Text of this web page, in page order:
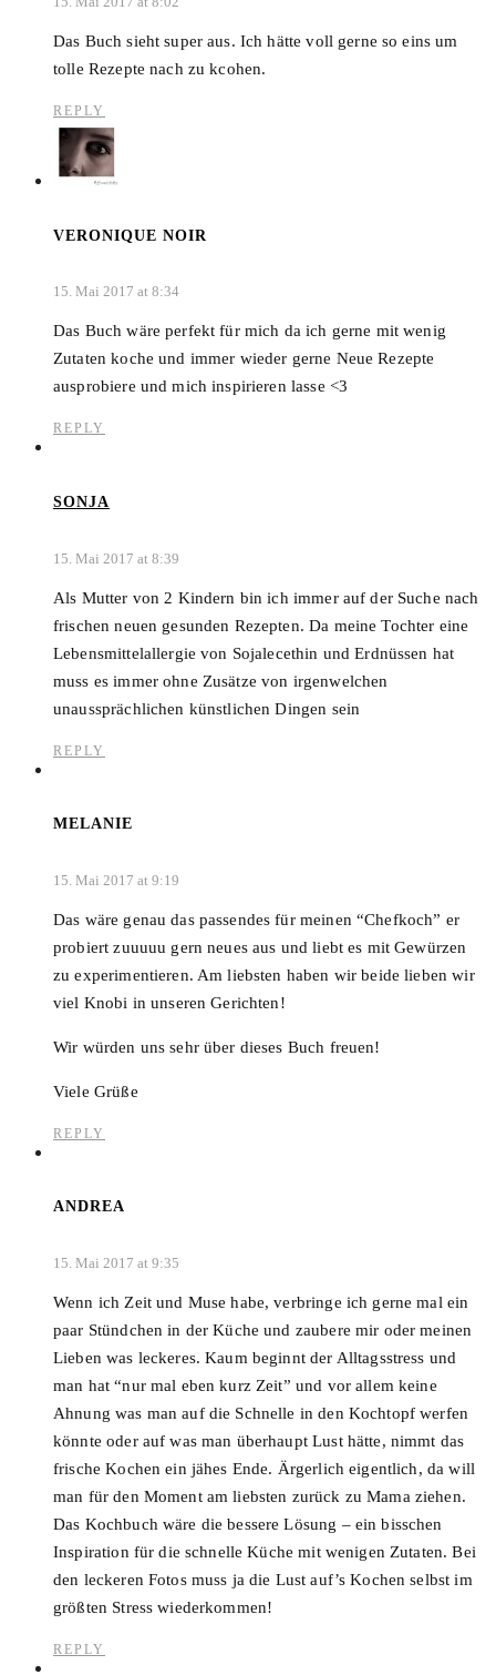
Das Buch sieht super aus. Ich hätte voll gerne so eins um
tolle Rezepte nach zu kcohen.
REPLY
VERONIQUE NOIR
15. Mai 2017 at 8:34
Das Buch wäre perfekt für mich da ich gerne mit wenig
Zutaten koche und immer wieder gerne Neue Rezepte
ausprobiere und mich inspirieren lasse <3
REPLY
SONJA
15. Mai 2017 at 8:39
Als Mutter von 2 Kindern bin ich immer auf der Suche nach
frischen neuen gesunden Rezepten. Da meine Tochter eine
Lebensmittelallergie von Sojalecethin und Erdnüssen hat
muss es immer ohne Zusätze von irgenwelchen
unaussprächlichen künstlichen Dingen sein
REPLY
MELANIE
15. Mai 2017 at 9:19
Das wäre genau das passendes für meinen “Chefkoch” er
probiert zuuuuu gern neues aus und liebt es mit Gewürzen
zu experimentieren. Am liebsten haben wir beide lieben wir
viel Knobi in unseren Gerichten!
Wir würden uns sehr über dieses Buch freuen!
Viele Grüße
REPLY
ANDREA
15. Mai 2017 at 9:35
Wenn ich Zeit und Muse habe, verbringe ich gerne mal ein
paar Stündchen in der Küche und zaubere mir oder meinen
Lieben was leckeres. Kaum beginnt der Alltagsstress und
man hat “nur mal eben kurz Zeit” und vor allem keine
Ahnung was man auf die Schnelle in den Kochtopf werfen
könnte oder auf was man überhaupt Lust hätte, nimmt das
frische Kochen ein jähes Ende. Ärgerlich eigentlich, da will
man für den Moment am liebsten zurück zu Mama ziehen.
Das Kochbuch wäre die bessere Lösung – ein bisschen
Inspiration für die schnelle Küche mit wenigen Zutaten. Bei
den leckeren Fotos muss ja die Lust auf’s Kochen selbst im
größten Stress wiederkommen!
REPLY